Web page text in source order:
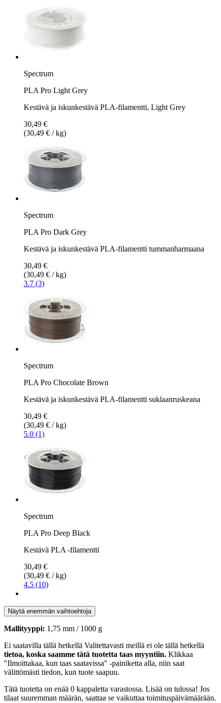
Spectrum
PLA Pro Light Grey
Kestävä ja iskunkestävä PLA-filamentti, Light Grey
30,49 €
(30,49 € / kg)
Spectrum
PLA Pro Dark Grey
Kestävä ja iskunkestävä PLA-filamentti tummanharmaana
30,49 €
(30,49 € / kg)
3.7 (3)
Spectrum
PLA Pro Chocolate Brown
Kestävä ja iskunkestävä PLA-filamentti suklaanruskeana
30,49 €
(30,49 € / kg)
5.0 (1)
Spectrum
PLA Pro Deep Black
Kestävä PLA -filamentti
30,49 €
(30,49 € / kg)
4.5 (10)
Näytä enemmän vaihtoehtoja
Mallityyppi: 1,75 mm / 1000 g
Ei saatavilla tällä hetkellä Valitettavasti meillä ei ole tällä hetkellä
tietoa, koska saamme tätä tuotetta taas myyntiin. Klikkaa
"Ilmoittakaa, kun taas saatavissa" -painiketta alla, niin saat
välittömästi tiedon, kun tuote saapuu.
Tätä tuotetta on enää 0 kappaletta varastossa. Lisää on tulossa! Jos
tilaat suuremman määrän, saattaa se vaikuttaa toimituspäivämäärään.